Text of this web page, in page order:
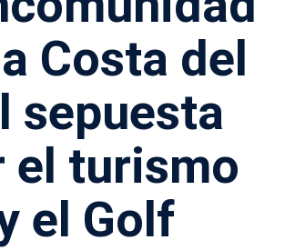
Costa del
sepuesta
el turismo
el Golf